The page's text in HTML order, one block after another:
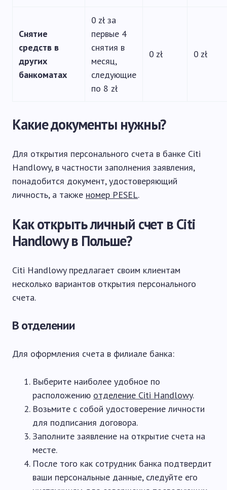
Снятие
средств в
других
банкоматах
0 zł за
первые 4
снятия в
месяц,
следующие
по 8 zł
0 zł 0 zł
Какие документы нужны?
Для открытия персонального счета в банке Citi
Handlowy, в частности заполнения заявления,
понадобится документ, удостоверяющий
личность, а также номер PESEL.
Как открыть личный счет в Citi
Handlowy в Польше?
Citi Handlowy предлагает своим клиентам
несколько вариантов открытия персонального
счета.
В отделении
Для оформления счета в филиале банка:
Выберите наиболее удобное по
расположению отделение Citi Handlowy.
Возьмите с собой удостоверение личности
для подписания договора.
Заполните заявление на открытие счета на
месте.
После того как сотрудник банка подтвердит
ваши персональные данные, следуйте его